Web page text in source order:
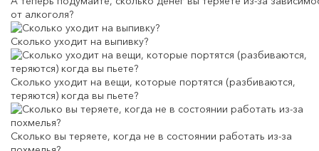
от алкоголя?
Сколько уходит на выпивку?
Сколько уходит на вещи, которые портятся (разбиваются,
теряются) когда вы пьете?
Сколько вы теряете, когда не в состоянии работать из-за